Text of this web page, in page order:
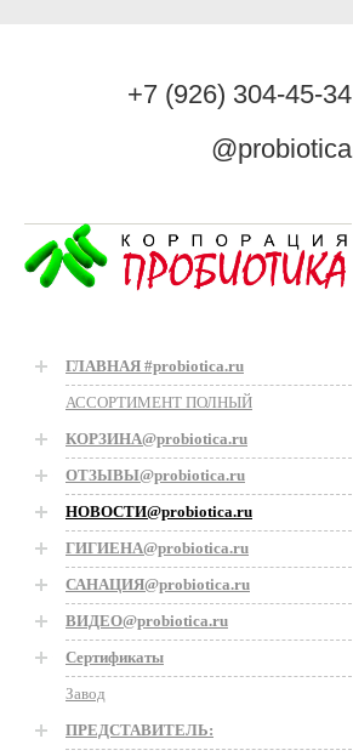
+7 (926) 304-45-34
@probiotica
ГЛАВНАЯ #probiotica.ru
АССОРТИМЕНТ ПОЛНЫЙ
КОРЗИНА@probiotica.ru
ОТЗЫВЫ@probiotica.ru
НОВОСТИ@probiotica.ru
ГИГИЕНА@probiotica.ru
САНАЦИЯ@probiotica.ru
ВИДЕО@probiotica.ru
Сертификаты
Завод
ПРЕДСТАВИТЕЛЬ: